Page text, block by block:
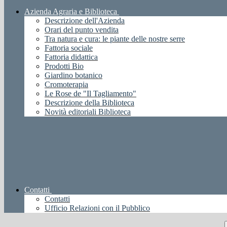
Azienda Agraria e Biblioteca
Descrizione dell'Azienda
Orari del punto vendita
Tra natura e cura: le piante delle nostre serre
Fattoria sociale
Fattoria didattica
Prodotti Bio
Giardino botanico
Cromoterapia
Le Rose de "Il Tagliamento"
Descrizione della Biblioteca
Novità editoriali Biblioteca
Contatti
Contatti
Ufficio Relazioni con il Pubblico